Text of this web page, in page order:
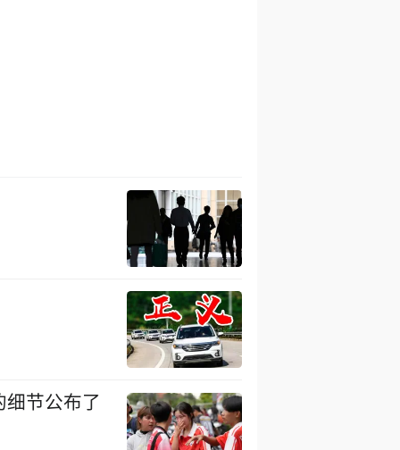
节公布了